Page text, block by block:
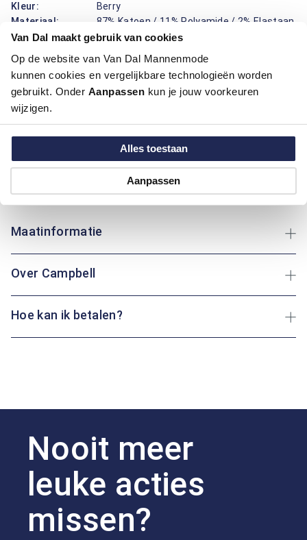
Van Dal maakt gebruik van cookies
Op de website van Van Dal Mannenmode
kunnen cookies en vergelijkbare technologieën worden
gebruikt. Onder Aanpassen kun je jouw voorkeuren
wijzigen.
Alles toestaan
Aanpassen
Kleur:
Berry
Materiaal:
87% Katoen / 11% Polyamide / 2% Elastaan
Pasvorm:
Regular Fit
Deze trui van Campbell biedt een regular fit pasvorm met een
laag opstaande boord, ideaal voor dagelijks comfort. Gemaakt
duurzaamheid. De combinatie van materialen zorgt voor een
comfortabele en ademende ervaring, ideaal voor elk seizoen.
Of je nu een wandeling maakt of thuis ontspant: deze trui
houdt je altijd heerlijk warm.
Maatinformatie
Over Campbell
Hoe kan ik betalen?
Nooit meer
leuke acties
missen?